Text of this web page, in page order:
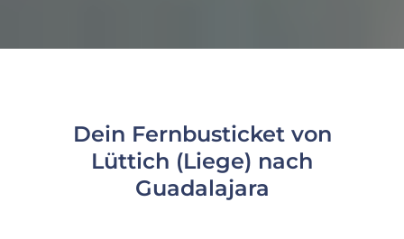
Dein Fernbusticket von
Lüttich (Liege) nach
Guadalajara